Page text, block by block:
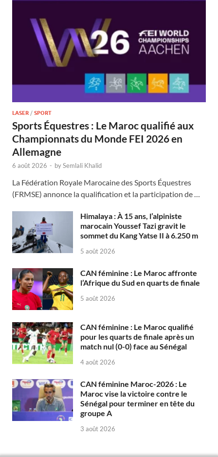
LASER / SPORT
Sports Équestres : Le Maroc qualifié aux
Championnats du Monde FEI 2026 en
Allemagne
6 août 2026 - bySemlali Khalid
La Fédération Royale Marocaine des Sports Équestres
(FRMSE) annonce la qualification et la participation de …
Himalaya : À 15 ans, l’alpiniste
marocain Youssef Tazi gravit le
sommet du Kang Yatse II à 6.250 m
5 août 2026
CAN féminine : Le Maroc affronte
l’Afrique du Sud en quarts de finale
5 août 2026
CAN féminine : Le Maroc qualifié
pour les quarts de finale après un
match nul (0-0) face au Sénégal
4 août 2026
CAN féminine Maroc-2026 : Le
Maroc vise la victoire contre le
Sénégal pour terminer en tête du
groupe A
3 août 2026